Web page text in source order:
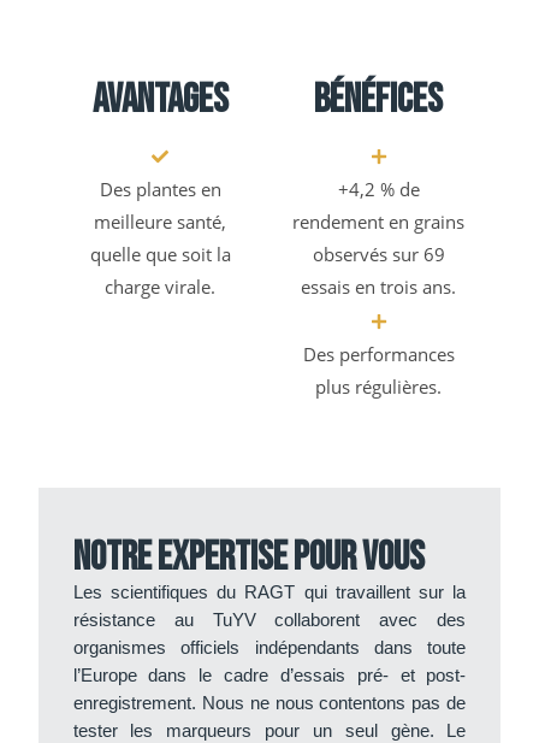
Avantages
Des plantes en
meilleure santé,
quelle que soit la
charge virale.
Bénéfices
+4,2 % de
rendement en grains
observés sur 69
essais en trois ans.
Des performances
plus régulières.
Notre expertise pour vous
Les scientifiques du RAGT qui travaillent sur la
résistance au TuYV collaborent avec des
organismes officiels indépendants dans toute
l’Europe dans le cadre d’essais pré- et post-
enregistrement. Nous ne nous contentons pas de
tester les marqueurs pour un seul gène. Le